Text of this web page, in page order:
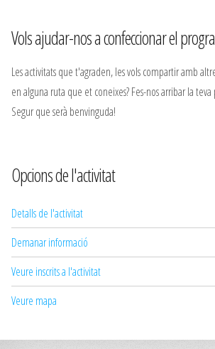
Vols ajudar-nos a confeccionar el
Les activitats que t'agraden, les vols compartir amb
en alguna ruta que et coneixes? Fes-nos arribar la teva
Segur que serà benvinguda!
Opcions de l'activitat
Detalls de l'activitat
Demanar informació
Veure inscrits a l'activitat
Veure mapa